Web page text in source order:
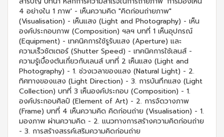
4 อย่างใน 1 ภาพ' - เห็นความคิด "คิดก่อนถ่ายภาพ"
(Visualisation) - เห็นแสง (Light and Photography) - เห็น
องค์ประกอบภาพ (Composition) ฯลฯ บทที่ 1 เห็นอุปกรณ์
(Equipment) - เทคนิคการใช้รูรับแสง (Aperture) และ
ความเร็วชัตเตอร์ (Shutter Speed) - เทคนิคการใช้เลนส์ -
ความรู้เบื้องต้นเกี่ยวกับเลนส์ บทที่ 2 เห็นแสง (Light and
Photography) - 1. ช่วงเวลาของแสง (Natural Light) - 2.
ทิศทางของแสง (Light Direction) - 3. การบันทึกแสง (Light
Collection) บทที่ 3 เห็นองค์ประกอบ (Composition) - 1.
องค์ประกอบศิลป์ (Element of Art) - 2. การจัดวางภาพ
(Frame) บทที่ 4 เห็นความคิด คิดก่อนถ่าย (Visualisation) - 1.
มองภาพ ผ่านความคิด - 2. แนวทางการสร้างความคิดก่อนถ่าย
- 3. การสร้างสรรค์เสริมความคิดก่อนถ่าย